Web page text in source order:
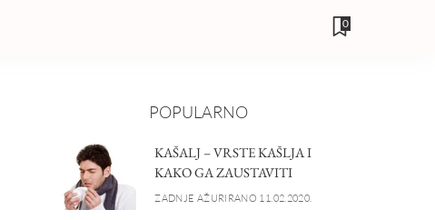
0
POPULARNO
KAŠALJ – VRSTE KAŠLJA I
KAKO GA ZAUSTAVITI
ZADNJE AŽURIRANO 11.02.2020.